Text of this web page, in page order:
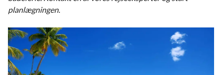
planlægningen.